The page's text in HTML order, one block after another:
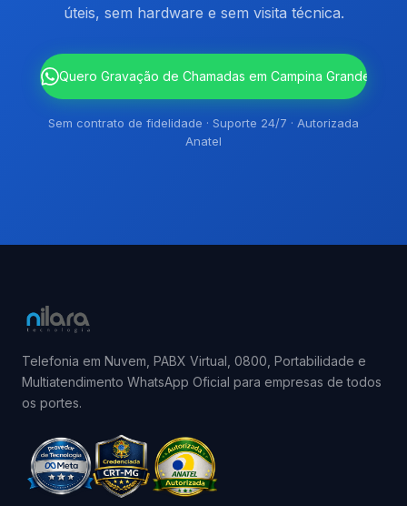
úteis, sem hardware e sem visita técnica.
` Quero Gravação de Chamadas em Campina Grande
Sem contrato de fidelidade · Suporte 24/7 · Autorizada
Anatel
Telefonia em Nuvem, PABX Virtual, 0800, Portabilidade e
Multiatendimento WhatsApp Oficial para empresas de todos
os portes.